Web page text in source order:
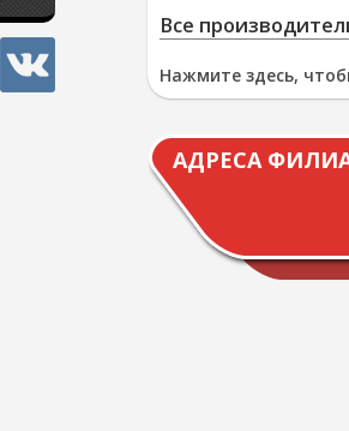
Все
Нажмите здесь,
АДРЕСА